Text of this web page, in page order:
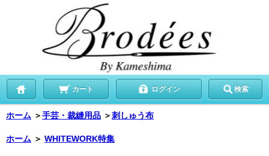
カート ログイン 検索
ホーム ＞手芸・裁縫用品 ＞刺しゅう布
ホーム ＞ WHITEWORK特集